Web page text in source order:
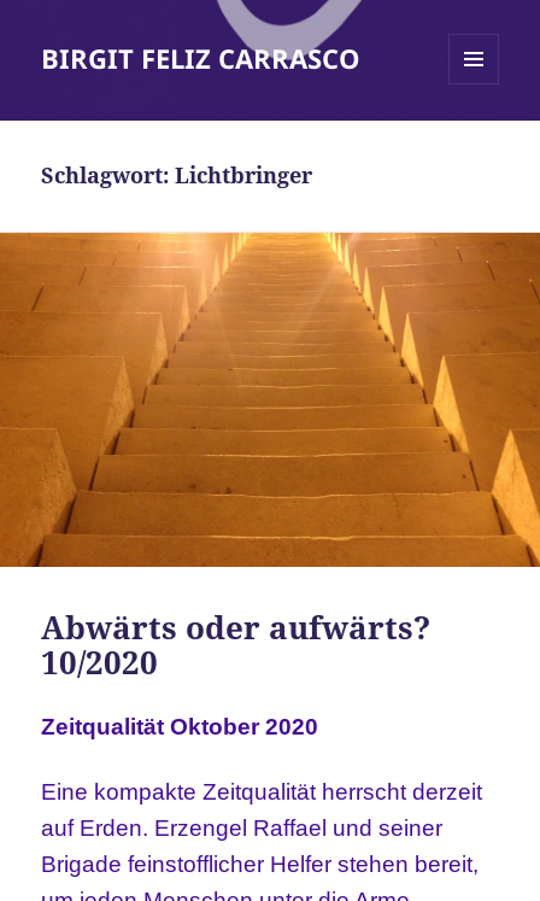
BIRGIT FELIZ CARRASCO
Schlagwort:Lichtbringer
Abwärts oder aufwärts?
10/2020
Zeitqualität Oktober 2020
Eine kompakte Zeitqualität herrscht derzeit
auf Erden. Erzengel Raffael und seiner
Brigade feinstofflicher Helfer stehen bereit,